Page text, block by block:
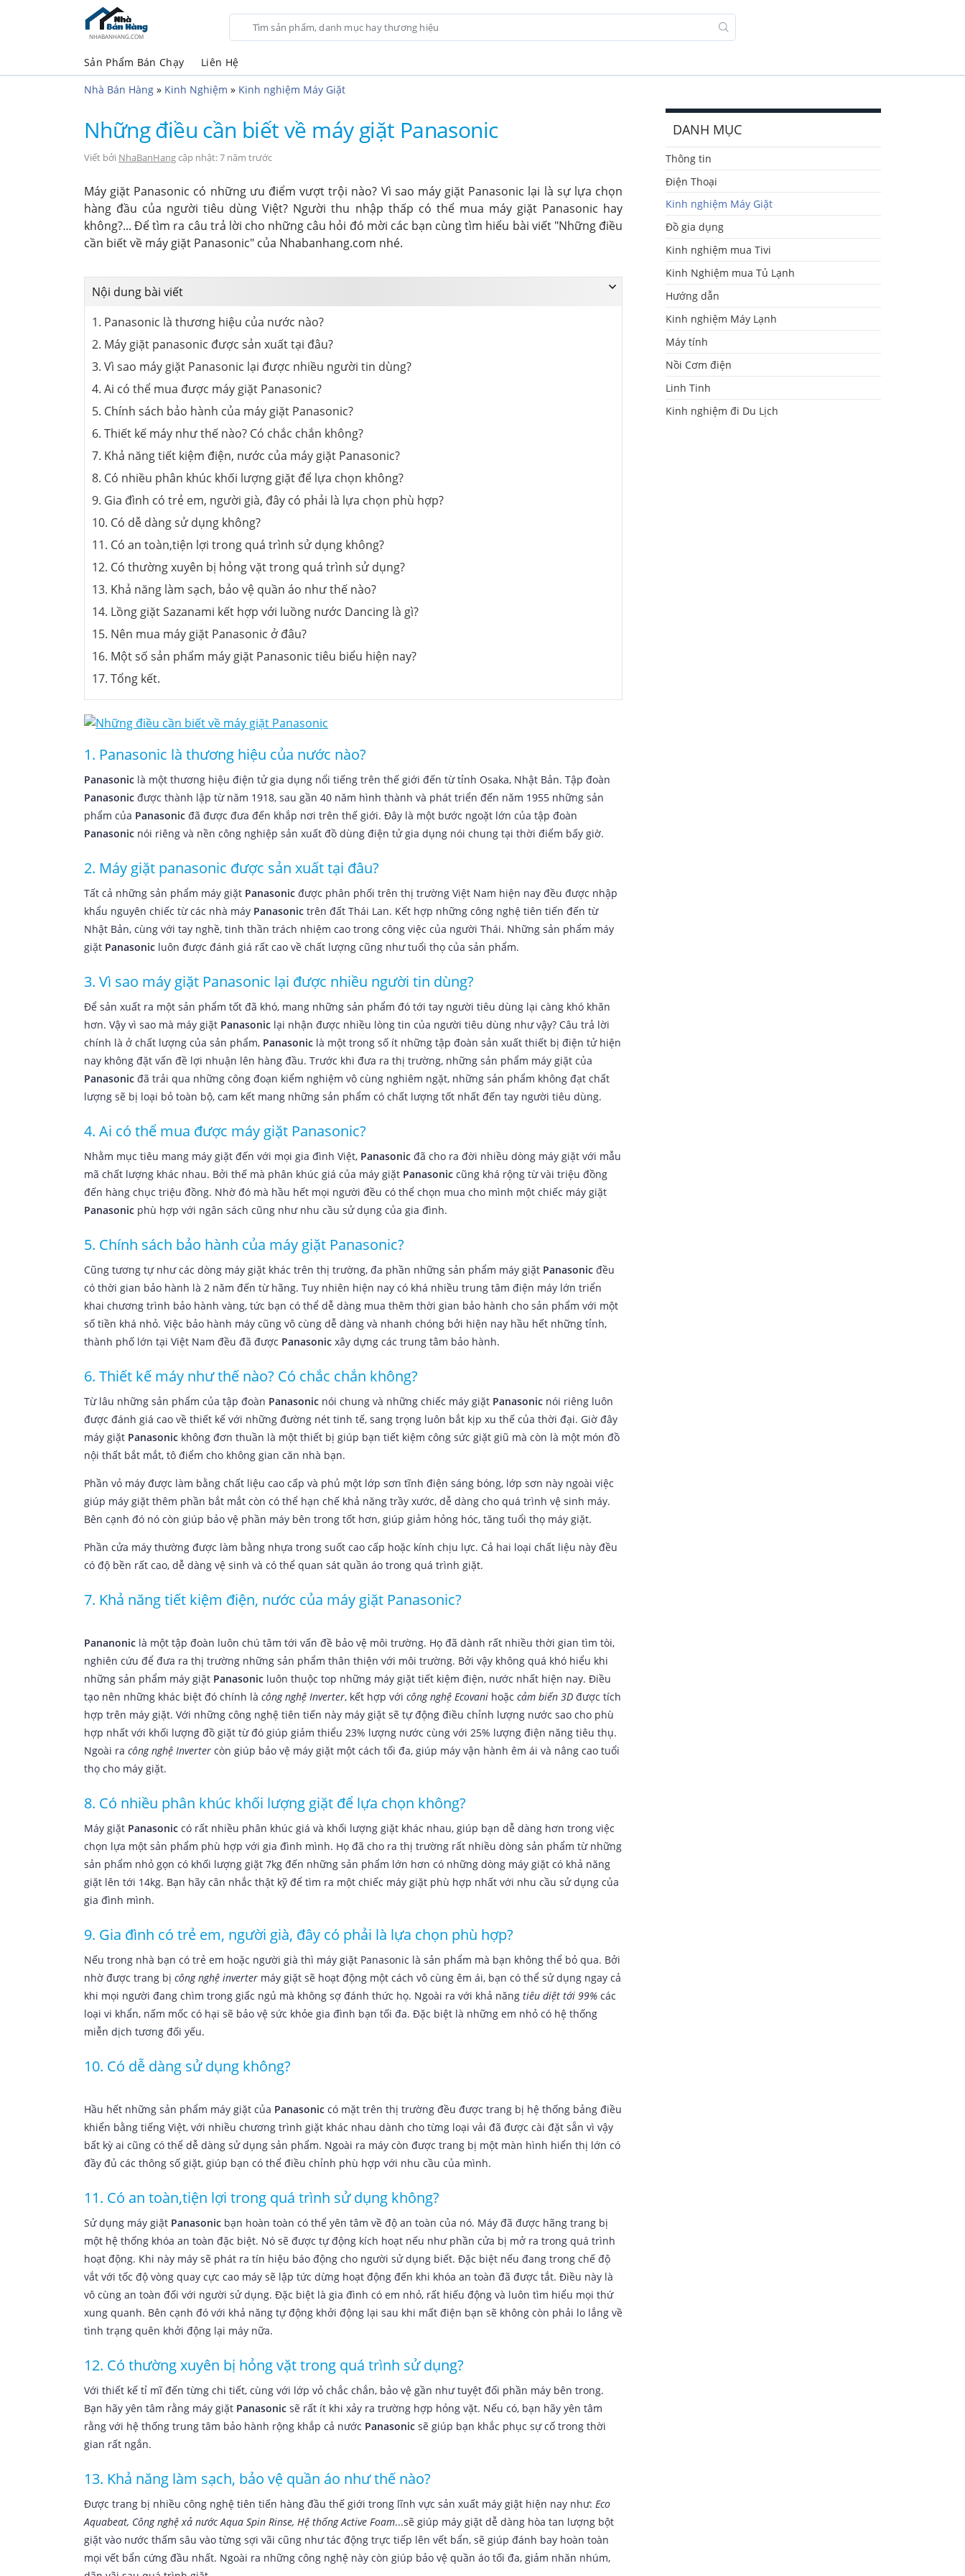
NHABANHANG.COM
Sản Phẩm Bán Chạy
Liên Hệ
Nhà Bán Hàng » Kinh Nghiệm » Kinh nghiệm Máy Giặt
Những điều cần biết về máy giặt Panasonic
Viết bởi NhaBanHangcập nhật: 7 năm trước
Máy giặt Panasonic có những ưu điểm vượt trội nào? Vì sao máy giặt Panasonic lại là sự lựa chọn
hàng đầu của người tiêu dùng Việt? Người thu nhập thấp có thể mua máy giặt Panasonic hay
không?... Để tìm ra câu trả lời cho những câu hỏi đó mời các bạn cùng tìm hiểu bài viết "Những điều
cần biết về máy giặt Panasonic" của Nhabanhang.com nhé.
Nội dung bài viết
1. Panasonic là thương hiệu của nước nào?
2. Máy giặt panasonic được sản xuất tại đâu?
3. Vì sao máy giặt Panasonic lại được nhiều người tin dùng?
4. Ai có thể mua được máy giặt Panasonic?
5. Chính sách bảo hành của máy giặt Panasonic?
6. Thiết kế máy như thế nào? Có chắc chắn không?
7. Khả năng tiết kiệm điện, nước của máy giặt Panasonic?
8. Có nhiều phân khúc khối lượng giặt để lựa chọn không?
9. Gia đình có trẻ em, người già, đây có phải là lựa chọn phù hợp?
10. Có dễ dàng sử dụng không?
11. Có an toàn,tiện lợi trong quá trình sử dụng không?
12. Có thường xuyên bị hỏng vặt trong quá trình sử dụng?
13. Khả năng làm sạch, bảo vệ quần áo như thế nào?
14. Lồng giặt Sazanami kết hợp với luồng nước Dancing là gì?
15. Nên mua máy giặt Panasonic ở đâu?
16. Một số sản phẩm máy giặt Panasonic tiêu biểu hiện nay?
17. Tổng kết.
1. Panasonic là thương hiệu của nước nào?
Panasonic là một thương hiệu điện tử gia dụng nổi tiếng trên thế giới đến từ tỉnh Osaka, Nhật Bản. Tập đoàn
Panasonic được thành lập từ năm 1918, sau gần 40 năm hình thành và phát triển đến năm 1955 những sản
phẩm của Panasonic đã được đưa đến khắp nơi trên thế giới. Đây là một bước ngoặt lớn của tập đoàn
Panasonic nói riêng và nền công nghiệp sản xuất đồ dùng điện tử gia dụng nói chung tại thời điểm bấy giờ.
2. Máy giặt panasonic được sản xuất tại đâu?
Tất cả những sản phẩm máy giặt Panasonic được phân phối trên thị trường Việt Nam hiện nay đều được nhập
khẩu nguyên chiếc từ các nhà máy Panasonic trên đất Thái Lan. Kết hợp những công nghệ tiên tiến đến từ
Nhật Bản, cùng với tay nghề, tinh thần trách nhiệm cao trong công việc của người Thái. Những sản phẩm máy
giặt Panasonic luôn được đánh giá rất cao về chất lượng cũng như tuổi thọ của sản phẩm.
3. Vì sao máy giặt Panasonic lại được nhiều người tin dùng?
Để sản xuất ra một sản phẩm tốt đã khó, mang những sản phẩm đó tới tay người tiêu dùng lại càng khó khăn
hơn. Vậy vì sao mà máy giặt Panasonic lại nhận được nhiều lòng tin của người tiêu dùng như vậy? Câu trả lời
chính là ở chất lượng của sản phẩm, Panasonic là một trong số ít những tập đoàn sản xuất thiết bị điện tử hiện
nay không đặt vấn đề lợi nhuận lên hàng đầu. Trước khi đưa ra thị trường, những sản phẩm máy giặt của
Panasonic đã trải qua những công đoạn kiểm nghiệm vô cùng nghiêm ngặt, những sản phẩm không đạt chất
lượng sẽ bị loại bỏ toàn bộ, cam kết mang những sản phẩm có chất lượng tốt nhất đến tay người tiêu dùng.
4. Ai có thể mua được máy giặt Panasonic?
Nhằm mục tiêu mang máy giặt đến với mọi gia đình Việt, Panasonic đã cho ra đời nhiều dòng máy giặt với mẫu
mã chất lượng khác nhau. Bởi thế mà phân khúc giá của máy giặt Panasonic cũng khá rộng từ vài triệu đồng
đến hàng chục triệu đồng. Nhờ đó mà hầu hết mọi người đều có thể chọn mua cho mình một chiếc máy giặt
Panasonic phù hợp với ngân sách cũng như nhu cầu sử dụng của gia đình.
5. Chính sách bảo hành của máy giặt Panasonic?
Cũng tương tự như các dòng máy giặt khác trên thị trường, đa phần những sản phẩm máy giặt Panasonic đều
có thời gian bảo hành là 2 năm đến từ hãng. Tuy nhiên hiện nay có khá nhiều trung tâm điện máy lớn triển
khai chương trình bảo hành vàng, tức bạn có thể dễ dàng mua thêm thời gian bảo hành cho sản phẩm với một
số tiền khá nhỏ. Việc bảo hành máy cũng vô cùng dễ dàng và nhanh chóng bởi hiện nay hầu hết những tỉnh,
thành phố lớn tại Việt Nam đều đã được Panasonic xây dựng các trung tâm bảo hành.
6. Thiết kế máy như thế nào? Có chắc chắn không?
Từ lâu những sản phẩm của tập đoàn Panasonic nói chung và những chiếc máy giặt Panasonic nói riêng luôn
được đánh giá cao về thiết kế với những đường nét tinh tế, sang trọng luôn bắt kịp xu thế của thời đại. Giờ đây
máy giặt Panasonic không đơn thuần là một thiết bị giúp bạn tiết kiệm công sức giặt giũ mà còn là một món đồ
nội thất bắt mắt, tô điểm cho không gian căn nhà bạn.
Phần vỏ máy được làm bằng chất liệu cao cấp và phủ một lớp sơn tĩnh điện sáng bóng, lớp sơn này ngoài việc
giúp máy giặt thêm phần bắt mắt còn có thể hạn chế khả năng trầy xước, dễ dàng cho quá trình vệ sinh máy.
Bên cạnh đó nó còn giúp bảo vệ phần máy bên trong tốt hơn, giúp giảm hỏng hóc, tăng tuổi thọ máy giặt.
Phần cửa máy thường được làm bằng nhựa trong suốt cao cấp hoặc kính chịu lực. Cả hai loại chất liệu này đều
có độ bền rất cao, dễ dàng vệ sinh và có thể quan sát quần áo trong quá trình giặt.
7. Khả năng tiết kiệm điện, nước của máy giặt Panasonic?
Pananonic là một tập đoàn luôn chú tâm tới vấn đề bảo vệ môi trường. Họ đã dành rất nhiều thời gian tìm tòi,
nghiên cứu để đưa ra thị trường những sản phẩm thân thiện với môi trường. Bởi vậy không quá khó hiểu khi
những sản phẩm máy giặt Panasonic luôn thuộc top những máy giặt tiết kiệm điện, nước nhất hiện nay. Điều
tạo nên những khác biệt đó chính là công nghệ Inverter, kết hợp với công nghệ Ecovani hoặc cảm biến 3D được tích
hợp trên máy giặt. Với những công nghệ tiên tiến này máy giặt sẽ tự động điều chỉnh lượng nước sao cho phù
hợp nhất với khối lượng đồ giặt từ đó giúp giảm thiểu 23% lượng nước cùng với 25% lượng điện năng tiêu thụ.
Ngoài ra công nghệ Inverter còn giúp bảo vệ máy giặt một cách tối đa, giúp máy vận hành êm ái và nâng cao tuổi
thọ cho máy giặt.
8. Có nhiều phân khúc khối lượng giặt để lựa chọn không?
Máy giặt Panasonic có rất nhiều phân khúc giá và khối lượng giặt khác nhau, giúp bạn dễ dàng hơn trong việc
chọn lựa một sản phẩm phù hợp với gia đình mình. Họ đã cho ra thị trường rất nhiều dòng sản phẩm từ những
sản phẩm nhỏ gọn có khối lượng giặt 7kg đến những sản phẩm lớn hơn có những dòng máy giặt có khả năng
giặt lên tới 14kg. Bạn hãy cân nhắc thật kỹ để tìm ra một chiếc máy giặt phù hợp nhất với nhu cầu sử dụng của
gia đình mình.
9. Gia đình có trẻ em, người già, đây có phải là lựa chọn phù hợp?
Nếu trong nhà bạn có trẻ em hoặc người già thì máy giặt Panasonic là sản phẩm mà bạn không thể bỏ qua. Bởi
nhờ được trang bị công nghệ inverter máy giặt sẽ hoạt động một cách vô cùng êm ái, bạn có thể sử dụng ngay cả
khi mọi người đang chìm trong giấc ngủ mà không sợ đánh thức họ. Ngoài ra với khả năng tiêu diệt tới 99% các
loại vi khẩn, nấm mốc có hại sẽ bảo vệ sức khỏe gia đình bạn tối đa. Đặc biệt là những em nhỏ có hệ thống
miễn dịch tương đối yếu.
10. Có dễ dàng sử dụng không?
Hầu hết những sản phẩm máy giặt của Panasonic có mặt trên thị trường đều được trang bị hệ thống bảng điều
khiển bằng tiếng Việt, với nhiều chương trình giặt khác nhau dành cho từng loại vải đã được cài đặt sẵn vì vậy
bất kỳ ai cũng có thể dễ dàng sử dụng sản phẩm. Ngoài ra máy còn được trang bị một màn hình hiển thị lớn có
đầy đủ các thông số giặt, giúp bạn có thể điều chỉnh phù hợp với nhu cầu của mình.
11. Có an toàn,tiện lợi trong quá trình sử dụng không?
Sử dụng máy giặt Panasonic bạn hoàn toàn có thể yên tâm về độ an toàn của nó. Máy đã được hãng trang bị
một hệ thống khóa an toàn đặc biệt. Nó sẽ được tự động kích hoạt nếu như phần cửa bị mở ra trong quá trình
hoạt động. Khi này máy sẽ phát ra tín hiệu báo động cho người sử dụng biết. Đặc biệt nếu đang trong chế độ
vắt với tốc độ vòng quay cực cao máy sẽ lập tức dừng hoạt động đến khi khóa an toàn đã được tắt. Điều này là
vô cùng an toàn đối với người sử dụng. Đặc biệt là gia đình có em nhỏ, rất hiếu động và luôn tìm hiểu mọi thứ
xung quanh. Bên cạnh đó với khả năng tự động khởi động lại sau khi mất điện bạn sẽ không còn phải lo lắng về
tình trạng quên khởi động lại máy nữa.
12. Có thường xuyên bị hỏng vặt trong quá trình sử dụng?
Với thiết kế tỉ mĩ đến từng chi tiết, cùng với lớp vỏ chắc chắn, bảo vệ gần như tuyệt đối phần máy bên trong.
Bạn hãy yên tâm rằng máy giặt Panasonic sẽ rất ít khi xảy ra trường hợp hỏng vặt. Nếu có, bạn hãy yên tâm
rằng với hệ thống trung tâm bảo hành rộng khắp cả nước Panasonic sẽ giúp bạn khắc phục sự cố trong thời
gian rất ngắn.
13. Khả năng làm sạch, bảo vệ quần áo như thế nào?
Được trang bị nhiều công nghệ tiên tiến hàng đầu thế giới trong lĩnh vực sản xuất máy giặt hiện nay như: Eco
Aquabeat, Công nghệ xả nước Aqua Spin Rinse, Hệ thống Active Foam...sẽ giúp máy giặt dễ dàng hòa tan lượng bột
giặt vào nước thấm sâu vào từng sợi vãi cũng như tác động trực tiếp lên vết bẩn, sẽ giúp đánh bay hoàn toàn
mọi vết bẩn cứng đầu nhất. Ngoài ra những công nghệ này còn giúp bảo vệ quần áo tối đa, giảm nhăn nhúm,
DANH MỤC
Thông tin
Điện Thoại
Kinh nghiệm Máy Giặt
Đồ gia dụng
Kinh nghiệm mua Tivi
Kinh Nghiệm mua Tủ Lạnh
Hướng dẫn
Kinh nghiệm Máy Lạnh
Máy tính
Nồi Cơm điện
Linh Tinh
Kinh nghiệm đi Du Lịch